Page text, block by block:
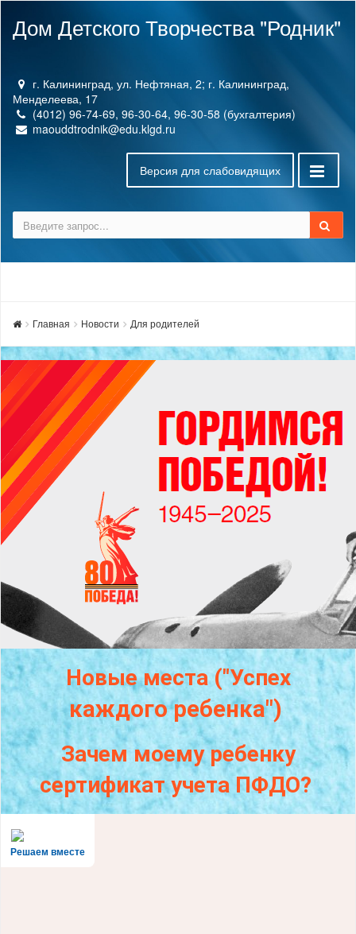
Дом Детского Творчества "Родник"
г. Калининград, ул. Нефтяная, 2; г. Калининград,
Менделеева, 17
(4012) 96-74-69, 96-30-64, 96-30-58 (бухгалтерия)
maouddtrodnik@edu.klgd.ru
Версия для слабовидящих
Главная Новости Для родителей
Новые места ("Успех
каждогоребенка")
Зачем моему ребенку
сертификат учета ПФДО?
Решаем вместе